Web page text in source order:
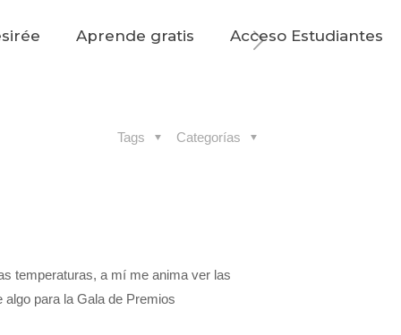
Aprende gratis Acceso Estudiantes
Categorías
Tags
temperaturas, a mí me anima ver las
para la Gala de Premios